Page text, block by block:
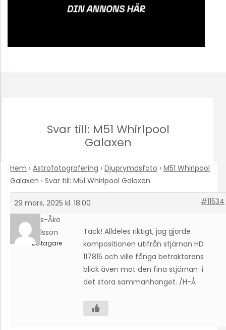
Svar till: M51 Whirlpool
Galaxen
Hem › Astrofotografering › Djuprymdsfoto › M51 Whirlpool
Galaxen › Svar till: M51 Whirlpool Galaxen
29 mars, 2025 kl. 18:00
#11534
Hans-Åke
Karlsson
Deltagare
Tack! Alldeles riktigt, jag gjorde
kompositionen utifrån stjärnan HD
117815 och ville fånga betraktarens
blick även mot den fina stjärnan i
det stora sammanhanget. /H-Å